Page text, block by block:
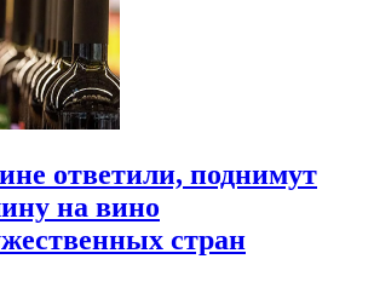
ответили, поднимут
на вино
стран